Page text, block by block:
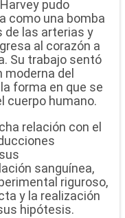
pudo
como una bomba
de las arterias y
al corazón a
Su trabajo sentó
del
forma en que se
cuerpo humano.
relación con el
sanguínea,
riguroso,
y la realización
hipótesis.